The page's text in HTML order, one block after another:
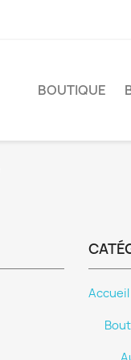
BOUTIQUE
Accueil